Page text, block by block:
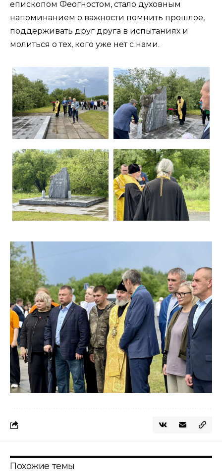
епископом Феогностом, стало духовным
напоминанием о важности помнить прошлое,
поддерживать друг друга в испытаниях и
молиться о тех, кого уже нет с нами.
Похожие темы